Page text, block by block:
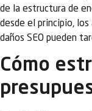
de la estructura de
desde el principio,
daños SEO pueden
Cómo